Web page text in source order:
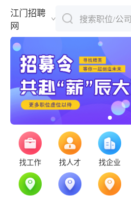
江门招聘
网
搜索职位/公司
下拉刷新
找工作 找人才 找企业